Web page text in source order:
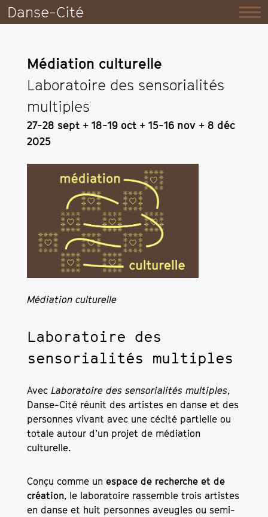
Danse-Cité
Médiation culturelle
Laboratoire des sensorialités
multiples
27-28 sept + 18-19 oct + 15-16 nov + 8 déc
2025
Médiation culturelle
Laboratoire des
sensorialités multiples
Avec Laboratoire des sensorialités multiples,
Danse-Cité réunit des artistes en danse et des
personnes vivant avec une cécité partielle ou
totale autour d’un projet de médiation
culturelle.
Conçu comme un espace de recherche et de
création, le laboratoire rassemble trois artistes
en danse et huit personnes aveugles ou semi-